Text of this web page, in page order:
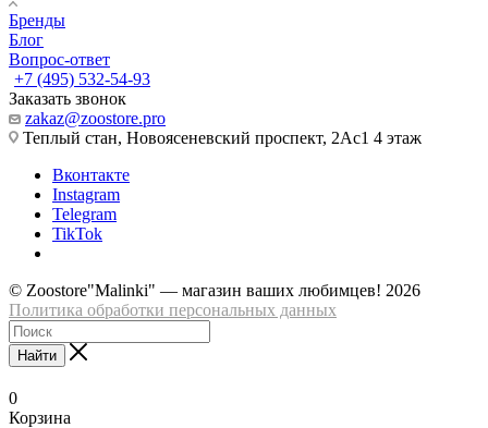
Бренды
Блог
Вопрос-ответ
+7 (495) 532-54-93
Заказать звонок
zakaz@zoostore.pro
Теплый стан, Новоясеневский проспект, 2Ас1 4 этаж
Вконтакте
Instagram
Telegram
TikTok
© Zoostore"Malinki" — магазин ваших любимцев! 2026
Политика обработки персональных данных
Найти
0
Корзина